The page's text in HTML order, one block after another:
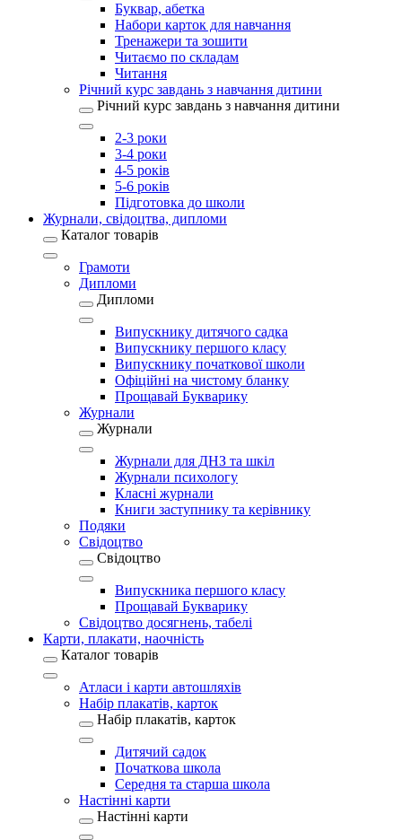
Буквар, абетка
Набори карток для навчання
Тренажери та зошити
Читаємо по складам
Читання
Річний курс завдань з навчання дитини
Річний курс завдань з навчання дитини
2-3 роки
3-4 роки
4-5 років
5-6 років
Підготовка до школи
Журнали, свідоцтва, дипломи
Каталог товарів
Грамоти
Дипломи
Дипломи
Випускнику дитячого садка
Випускнику першого класу
Випускнику початкової школи
Офіційні на чистому бланку
Прощавай Букварику
Журнали
Журнали
Журнали для ДНЗ та шкіл
Журнали психологу
Класні журнали
Книги заступнику та керівнику
Подяки
Свідоцтво
Свідоцтво
Випускника першого класу
Прощавай Букварику
Свідоцтво досягнень, табелі
Карти, плакати, наочність
Каталог товарів
Атласи і карти автошляхів
Набір плакатів, карток
Набір плакатів, карток
Дитячий садок
Початкова школа
Середня та старша школа
Настінні карти
Настінні карти